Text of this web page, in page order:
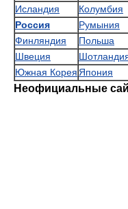
Исландия
Колумбия
Россия
Румыния
Финляндия
Польша
Швеция
Южная Корея Япония
Неофициальные